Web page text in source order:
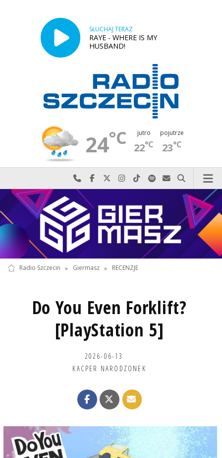
SŁUCHAJ TERAZ
RAYE - WHERE IS MY
HUSBAND!
24°C jutro
22°C
pojutrze
23°C
Najlepiej po prostu do nas zadzwoń
Odwiedź nas na Facebook-u
Odwiedź nas na X
Odwiedź nas na Instagram-ie
Odwiedź nas na TikTok-u
Szukaj nas na Spotify
Wyślij do nas
Szukaj
Radio Szczecin » Giermasz » RECENZJE
Do You Even Forklift?
[PlayStation 5]
2026-06-13
KACPER NARODZONEK